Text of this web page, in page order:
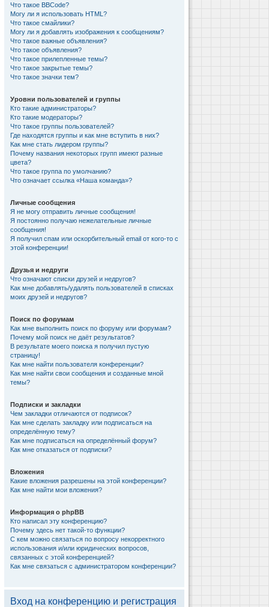
Что такое BBCode?
Могу ли я использовать HTML?
Что такое смайлики?
Могу ли я добавлять изображения к сообщениям?
Что такое важные объявления?
Что такое объявления?
Что такое прилепленные темы?
Что такое закрытые темы?
Что такое значки тем?
Уровни пользователей и группы
Кто такие администраторы?
Кто такие модераторы?
Что такое группы пользователей?
Где находятся группы и как мне вступить в них?
Как мне стать лидером группы?
Почему названия некоторых групп имеют разные
цвета?
Что такое группа по умолчанию?
Что означает ссылка «Наша команда»?
Личные сообщения
Я не могу отправить личные сообщения!
Я постоянно получаю нежелательные личные
сообщения!
Я получил спам или оскорбительный email от кого-то с
этой конференции!
Друзья и недруги
Что означают списки друзей и недругов?
Как мне добавлять/удалять пользователей в списках
моих друзей и недругов?
Поиск по форумам
Как мне выполнить поиск по форуму или форумам?
Почему мой поиск не даёт результатов?
В результате моего поиска я получил пустую
страницу!
Как мне найти пользователя конференции?
Как мне найти свои сообщения и созданные мной
темы?
Подписки и закладки
Чем закладки отличаются от подписок?
Как мне сделать закладку или подписаться на
определённую тему?
Как мне подписаться на определённый форум?
Как мне отказаться от подписки?
Вложения
Какие вложения разрешены на этой конференции?
Как мне найти мои вложения?
Информация о phpBB
Кто написал эту конференцию?
Почему здесь нет такой-то функции?
С кем можно связаться по вопросу некорректного
использования и/или юридических вопросов,
связанных с этой конференцией?
Как мне связаться с администратором конференции?
Вход на конференцию и регистрация